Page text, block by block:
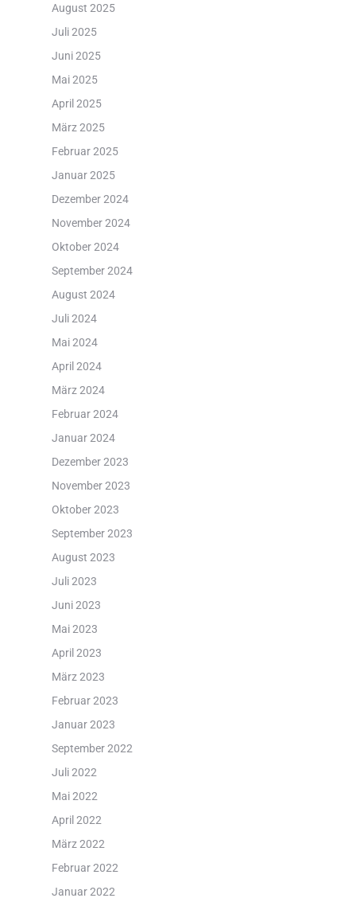
August 2025
Juli 2025
Juni 2025
Mai 2025
April 2025
März 2025
Februar 2025
Januar 2025
Dezember 2024
November 2024
Oktober 2024
September 2024
August 2024
Juli 2024
Mai 2024
April 2024
März 2024
Februar 2024
Januar 2024
Dezember 2023
November 2023
Oktober 2023
September 2023
August 2023
Juli 2023
Juni 2023
Mai 2023
April 2023
März 2023
Februar 2023
Januar 2023
September 2022
Juli 2022
Mai 2022
April 2022
März 2022
Februar 2022
Januar 2022